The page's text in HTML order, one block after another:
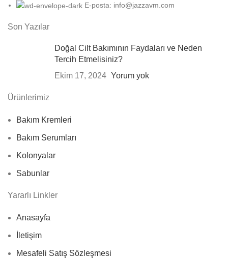
E-posta: info@jazzavm.com
Son Yazılar
Doğal Cilt Bakımının Faydaları ve Neden
Tercih Etmelisiniz?
Ekim 17, 2024 Yorum yok
Ürünlerimiz
Bakım Kremleri
Bakım Serumları
Kolonyalar
Sabunlar
Yararlı Linkler
Anasayfa
İletişim
Mesafeli Satış Sözleşmesi